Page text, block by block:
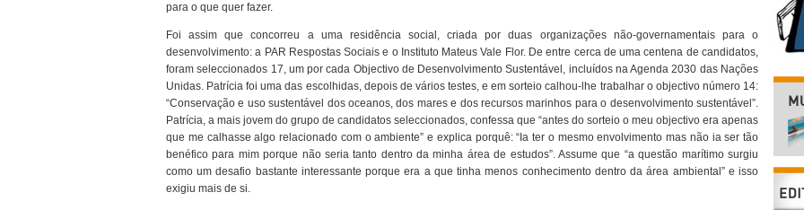
para o que quer fazer.
Foi assim que concorreu a uma residência social, criada por duas organizações não-governamentais para o
desenvolvimento: a PAR Respostas Sociais e o Instituto Mateus Vale Flor. De entre cerca de uma centena de candidatos,
foram seleccionados 17, um por cada Objectivo de Desenvolvimento Sustentável, incluídos na Agenda 2030 das Nações
Unidas. Patrícia foi uma das escolhidas, depois de vários testes, e em sorteio calhou-lhe trabalhar o objectivo número 14:
“Conservação e uso sustentável dos oceanos, dos mares e dos recursos marinhos para o desenvolvimento sustentável”.
Patrícia, a mais jovem do grupo de candidatos seleccionados, confessa que “antes do sorteio o meu objectivo era apenas
que me calhasse algo relacionado com o ambiente” e explica porquê: “Ia ter o mesmo envolvimento mas não ia ser tão
benéfico para mim porque não seria tanto dentro da minha área de estudos”. Assume que “a questão marítimo surgiu
como um desafio bastante interessante porque era a que tinha menos conhecimento dentro da área ambiental” e isso
exigiu mais de si.